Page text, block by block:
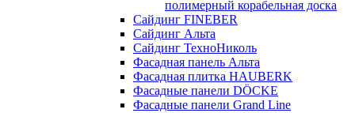
полимерный корабельная доска
Сайдинг FINEBER
Сайдинг Альта
Сайдинг ТехноНиколь
Фасадная панель Альта
Фасадная плитка HAUBERK
Фасадные панели DÖCKE
Фасадные панели Grand Line